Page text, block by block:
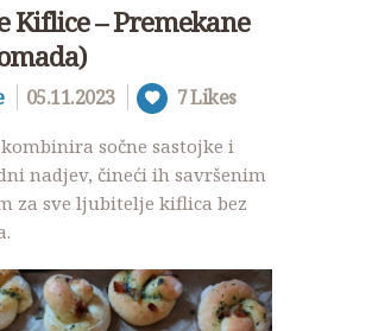
Kiflice – Premekane
05.11.2023 7Likes
kombinira sočne sastojke i
nadjev, čineći ih savršenim
za sve ljubitelje kiflica bez